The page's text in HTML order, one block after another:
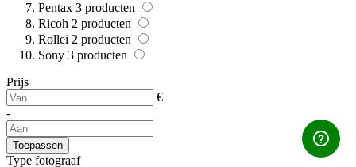
Pentax 3 producten
Ricoh 2 producten
Rollei 2 producten
Sony 3 producten
Prijs
€
-
Toepassen
Type fotograaf